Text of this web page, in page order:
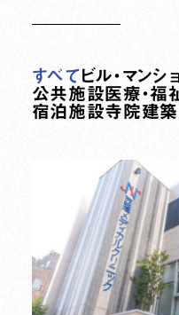
すべて ビル・マンシ
公共施設医療・福
宿泊施設寺院建築